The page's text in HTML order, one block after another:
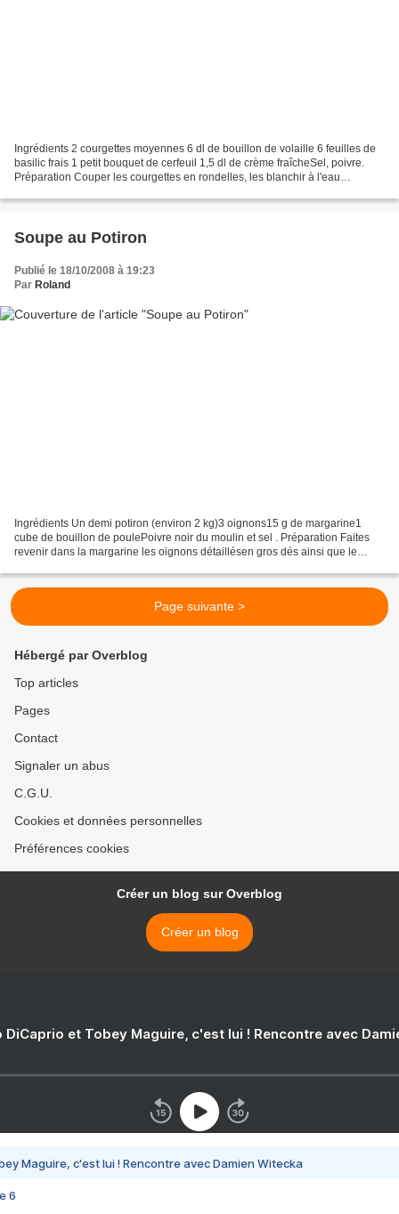
Ingrédients 2 courgettes moyennes 6 dl de bouillon de volaille 6 feuilles de
basilic frais 1 petit bouquet de cerfeuil 1,5 dl de crème fraîcheSel, poivre.
Préparation Couper les courgettes en rondelles, les blanchir à l'eau
Soupe au Potiron
Publié le 18/10/2008 à 19:23
Par Roland
Ingrédients Un demi potiron (environ 2 kg)3 oignons15 g de margarine1
cube de bouillon de poulePoivre noir du moulin et sel . Préparation Faites
revenir dans la margarine les oignons détaillésen gros dés ainsi que le
Page suivante >
Hébergé par Overblog
Top articles
Pages
Contact
Signaler un abus
C.G.U.
Cookies et données personnelles
Préférences cookies
Créer un blog sur Overblog
Créer un blog
DiCaprio et Tobey Maguire, c'est lui ! Rencontre avec
Maguire, c'est lui ! Rencontre avec Damien Witecka
6